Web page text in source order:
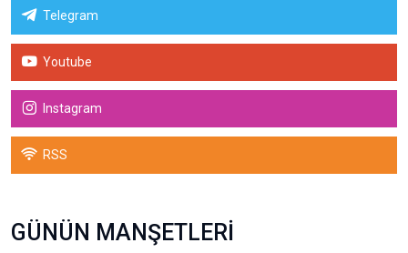
Telegram
Youtube
Instagram
RSS
GÜNÜN MANŞETLERİ